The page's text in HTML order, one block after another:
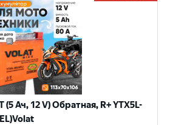
(5 Ач, 12 V) Обратная, R+ YTX5L-